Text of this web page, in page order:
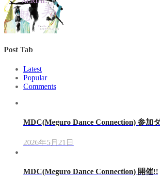
Post Tab
Latest
Popular
Comments
MDC(Meguro Dance Connection) 参加
2026年5月21日
MDC(Meguro Dance Connection) 開催!!